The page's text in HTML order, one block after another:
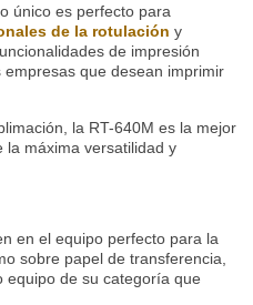
único es perfecto para
de la rotulación y
de impresión
que desean imprimir
la RT-640M es la mejor
la máxima versatilidad y
en el equipo perfecto para la
sobre papel de transferencia,
equipo de su categoría que